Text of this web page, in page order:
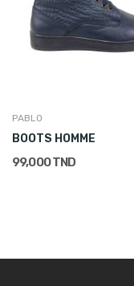
PABLO
BOOTS HOMME
99,000 TND